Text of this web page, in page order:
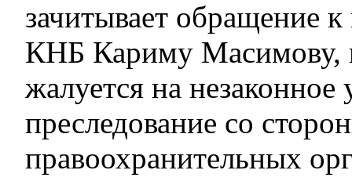
зачитывает обращение
КНБ Кариму Масимову,
жалуется на незаконное
преследование со
правоохранительных